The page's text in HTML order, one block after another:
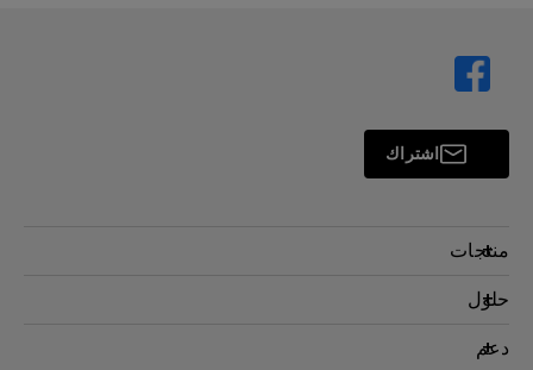
اشتراك
منتجات
بروجكتر
اضاءة
حلول
سفير BenQ AQCOLOR
دعم